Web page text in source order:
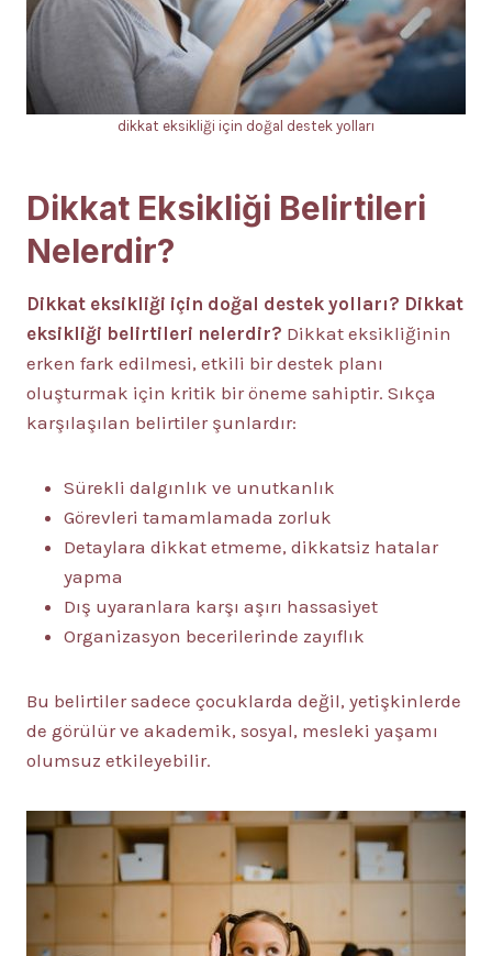
dikkat eksikliği için doğal destek yolları
Dikkat Eksikliği Belirtileri
Nelerdir?
Dikkat eksikliği için doğal destek yolları? Dikkat
eksikliği belirtileri nelerdir? Dikkat eksikliğinin
erken fark edilmesi, etkili bir destek planı
oluşturmak için kritik bir öneme sahiptir. Sıkça
karşılaşılan belirtiler şunlardır:
Sürekli dalgınlık ve unutkanlık
Görevleri tamamlamada zorluk
Detaylara dikkat etmeme, dikkatsiz hatalar
yapma
Dış uyaranlara karşı aşırı hassasiyet
Organizasyon becerilerinde zayıflık
Bu belirtiler sadece çocuklarda değil, yetişkinlerde
de görülür ve akademik, sosyal, mesleki yaşamı
olumsuz etkileyebilir.